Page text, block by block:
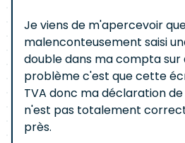
Je viens de m'apercevoir
malenconteusement saisi
double dans ma compta sur
problème c'est que cette
TVA donc ma déclaration
n'est pas totalement
près.